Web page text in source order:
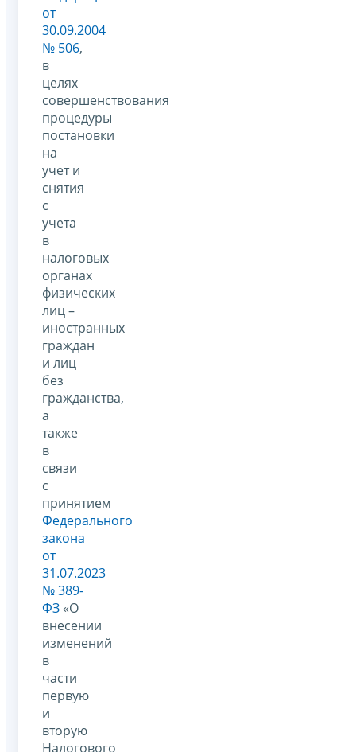
от
30.09.2004
№ 506,
в
целях
совершенствования
процедуры
постановки
на
учет и
снятия
с
учета
в
налоговых
органах
физических
лиц –
иностранных
граждан
и лиц
без
гражданства,
а
также
в
связи
с
принятием
Федерального
закона
от
31.07.2023
№ 389-
ФЗ «О
внесении
изменений
в
части
первую
и
вторую
Налогового